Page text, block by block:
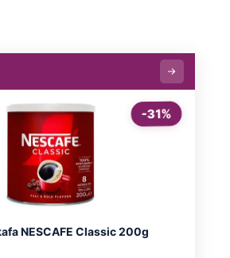
opis i otkrio ratne tajne: "Ovde plovim
žmureći, ali sada je opasno" (Video)
Poznato kada se završava toplotni
talas: Prognoza RHMZ-a do kraja
avgusta, evo koliko ćemo čekati na
osveženje